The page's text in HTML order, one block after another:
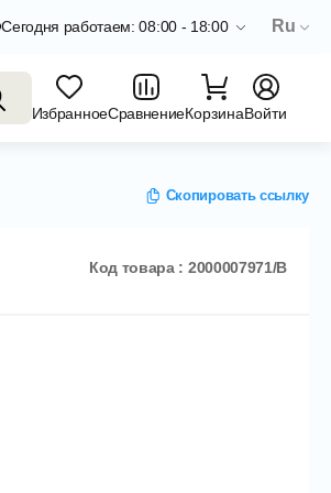
Сегодня работаем: 08:00 - 18:00 Ru
ИзбранноеСравнениеКорзинаВойти
Скопировать ссылку
Код товара : 2000007971/B